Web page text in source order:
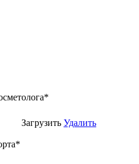
*
Загрузить Удалить
*